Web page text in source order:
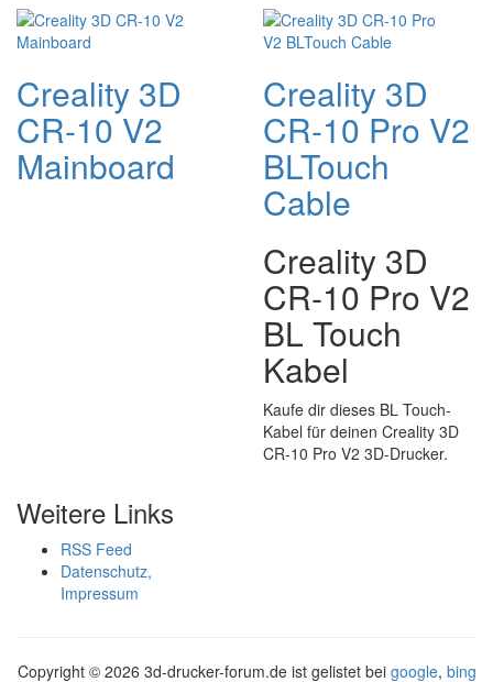
Creality 3D
CR-10 V2
Mainboard
Creality 3D
CR-10 Pro V2
BLTouch
Cable
Creality 3D
CR-10 Pro V2
BL Touch
Kabel
Kaufe dir dieses BL Touch-
Kabel für deinen Creality 3D
CR-10 Pro V2 3D-Drucker.
Weitere Links
RSS Feed
Datenschutz,
Impressum
Copyright © 2026 3d-drucker-forum.de ist gelistet bei google, bing